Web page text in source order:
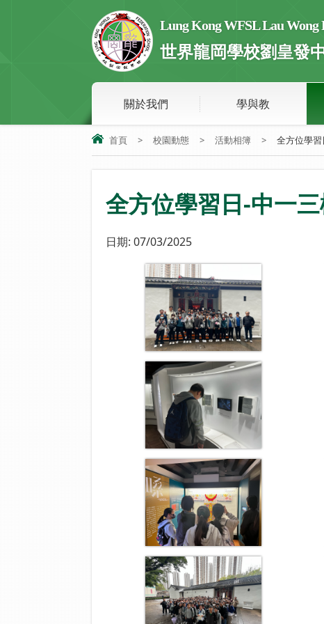
Lung Kong WFSL Lau Wong
世界龍岡學校劉皇發
關於我們 學與教
首頁 > 校園動態 > 活動相簿 > 全方位學
全方位學習日-中一
日期: 07/03/2025